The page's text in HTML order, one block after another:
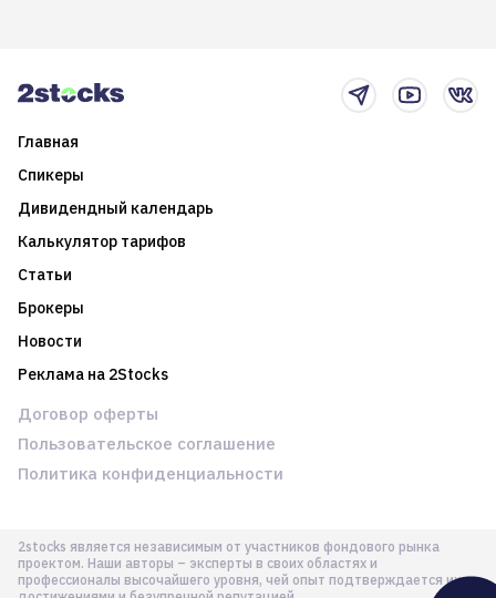
Главная
Спикеры
Дивидендный календарь
Калькулятор тарифов
Статьи
Брокеры
Новости
Реклама на 2Stocks
2stocks является независимым от участников фондового рынка
проектом. Наши авторы – эксперты в своих областях и
профессионалы высочайшего уровня, чей опыт подтверждается их
Договор оферты
Пользовательское соглашение
Политика конфиденциальности